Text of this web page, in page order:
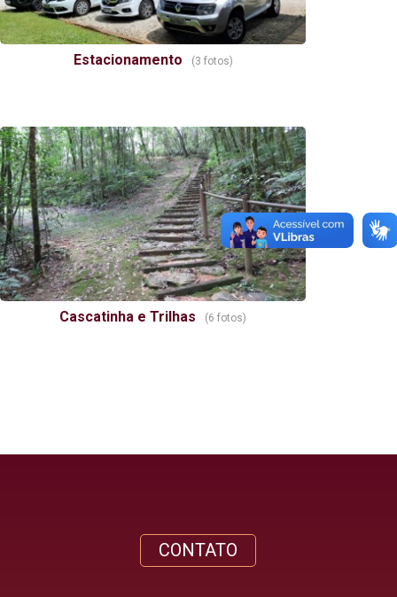
Estacionamento (3 fotos)
Cascatinha e Trilhas (6 fotos)
CONTATO